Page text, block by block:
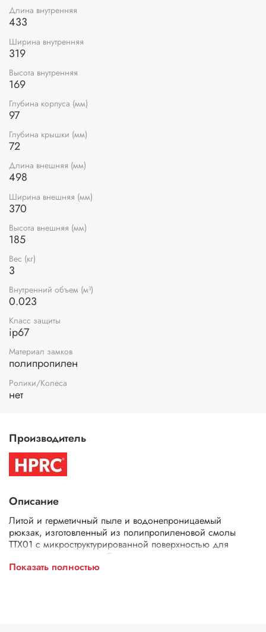
Длина внутренняя
433
Ширина внутренняя
319
Высота внутренняя
169
Глубина корпуса (мм)
97
Глубина крышки (мм)
72
Длина внешняя (мм)
498
Ширина внешняя (мм)
370
Высота внешняя (мм)
185
Вес (кг)
3
Внутренний объем (м³)
0.023
Класс защиты
ip67
Материал замков
полипропилен
Ролики/Колеса
нет
Производитель
Описание
Литой и герметичный пыле и водонепроницаемый
рюкзак, изготовленный из полипропиленовой смолы
TTX01 с микроструктурированной поверхностью для
уменьшения царапин. Существуют комплектации с
наполнителем, сумками и варинат без
Показать полностью